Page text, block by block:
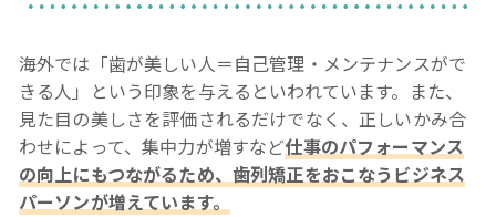
海外では「歯が美しい人＝自己管理・メンテナンスがで
きる人」という印象を与えるといわれています。また、
見た目の美しさを評価されるだけでなく、正しいかみ合
わせによって、集中力が増すなど仕事のパフォーマンス
の向上にもつながるため、歯列矯正をおこなうビジネス
パーソンが増えています。